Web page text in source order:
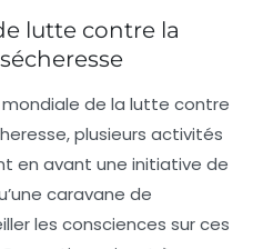
lutte contre la
de la lutte contre
, plusieurs activités
en avant une initiative de
caravane de
les consciences sur ces